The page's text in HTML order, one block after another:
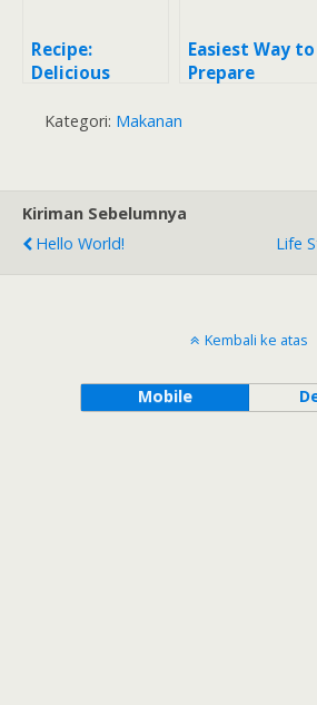
Recipe:
Delicious
with Brown
Easiest Way to
Prepare
Kategori: Makanan
Kiriman Sebelumnya
Hello World!
Life
Kembali ke atas
Mobile